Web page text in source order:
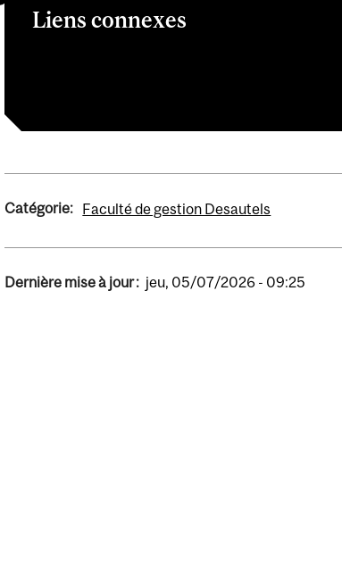
Liens connexes
Catégorie: Faculté de gestion Desautels
Dernière mise à jour : jeu, 05/07/2026 - 09:25